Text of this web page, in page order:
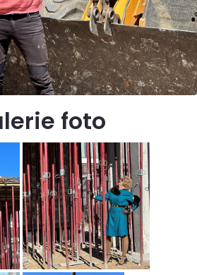
foto